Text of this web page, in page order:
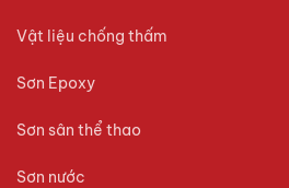
Vật liệu chống thấm
Sơn Epoxy
Sơn sân thể thao
Sơn nước